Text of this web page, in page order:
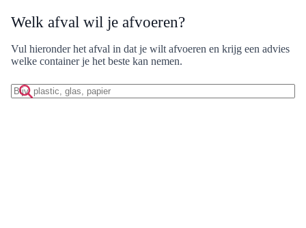
Welk afval wil je afvoeren?
Vul hieronder het afval in dat je wilt afvoeren en krijg een advies
welke container je het beste kan nemen.
Zoek
op